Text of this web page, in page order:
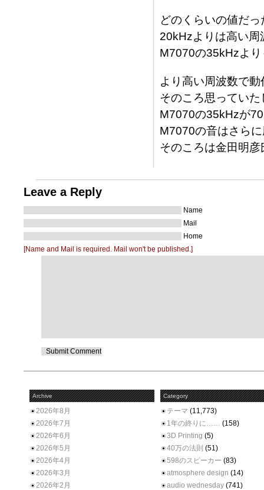
どのくらいの値だ
20kHzよりは高い周
M7070の35kHzよ
より高い周波数で
そのころ思っていた
M7070の35kHzが
M7070の音はさら
そのころは金田明
Leave a Reply
Name
Mail
Home
[Name and Mail is required. Mail won't be published.]
Archive
2026年8月
2026年7月
2026年6月
2026年5月
2026年4月
2026年3月
2026年2月
Category
テーマ (11,773)
1年の終りに…… (158)
3D Printing (5)
40万の法則 (51)
598のスピーカー (83)
atmosphere design (14)
audio wednesday (741)